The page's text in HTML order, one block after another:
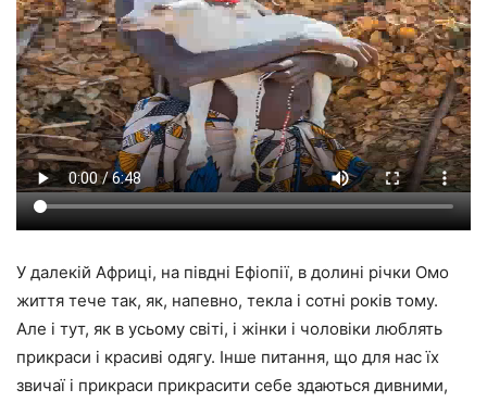
У далекій Африці, на півдні Ефіопії, в долині річки Омо
життя тече так, як, напевно, текла і сотні років тому.
Але і тут, як в усьому світі, і жінки і чоловіки люблять
прикраси і красиві одягу. Інше питання, що для нас їх
звичаї і прикраси прикрасити себе здаються дивними,